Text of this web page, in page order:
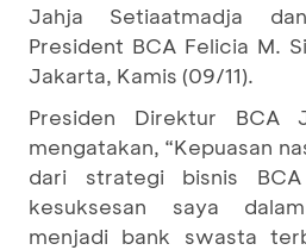
Jahja Setiaatmadja
President BCA Felicia M.
Jakarta, Kamis (09/11).
Presiden Direktur BCA
mengatakan, “Kepuasan
dari strategi bisnis
kesuksesan saya
menjadi bank swasta